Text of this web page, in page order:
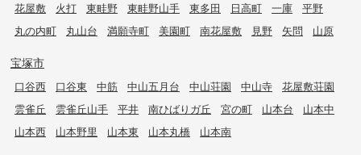
花屋敷
火打 東畦野 東畦野山手 東多田 日高町 一庫
平野
丸の内町
丸山台 満願寺町 美園町 南花屋敷 見野 矢問 山原
宝塚市
口谷西 口谷東 中筋 中山五月台 中山荘園 中山寺
花屋敷荘園
雲雀丘
雲雀丘山手 平井 南ひばりガ丘 宮の町 山本台
山本中
山本西
山本野里 山本東 山本丸橋 山本南